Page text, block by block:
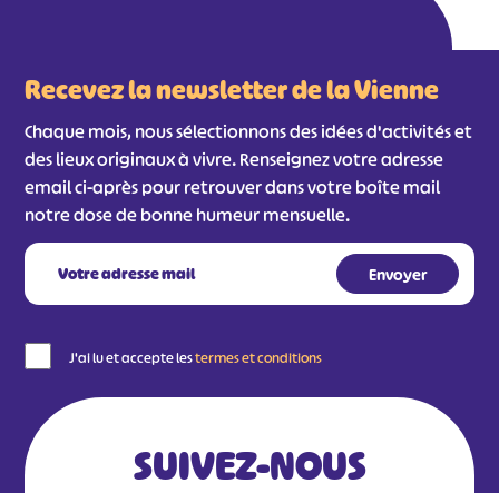
Recevez la newsletter de la Vienne
Chaque mois, nous sélectionnons des idées d'activités et
des lieux originaux à vivre. Renseignez votre adresse
email ci-après pour retrouver dans votre boîte mail
notre dose de bonne humeur mensuelle.
J'ai lu et accepte lestermes et conditions
SUIVEZ-NOUS